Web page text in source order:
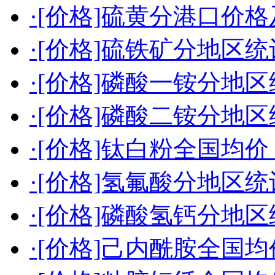
·[价格]硫黄分港口价
·[价格]硫铁矿分地区
·[价格]磷酸一铵分地
·[价格]磷酸二铵分地
·[价格]钛白粉全国均价
·[价格]氢氟酸分地区
·[价格]磷酸氢钙分地
·[价格]己内酰胺全国